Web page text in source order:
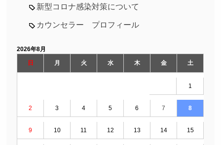
新型コロナ感染対策について
カウンセラー プロフィール
2026年8月
日
月 火 水 木 金 土
1
2 3 4 5 6 7 8
9 10 11 12 13 14 15